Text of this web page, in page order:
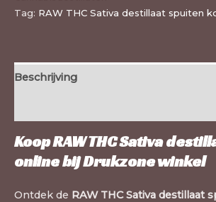
Tag: RAW THC Sativa destillaat spuiten
Beschrijving
Koop RAW THC Sativa
online bijDrukzone winkel
Ontdek de RAW THC Sativa destillaat